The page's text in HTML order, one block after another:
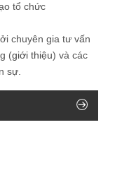
tổ chức
chuyên gia tư vấn
(giới thiệu) và các
sự.